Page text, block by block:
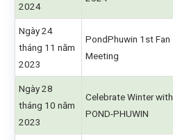
2024
Ngày 24
tháng 11 năm
2023
PondPhuwin 1st Fan
Meeting
Ngày 28
tháng 10 năm
2023
Celebrate Winter with
POND-PHUWIN